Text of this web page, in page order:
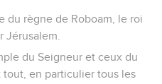
du règne de Roboam, le roi
Jérusalem.
du Seigneur et ceux du
tout, en particulier tous les